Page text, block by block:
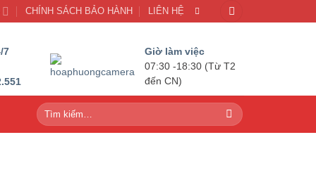
CHÍNH SÁCH BẢO HÀNH LIÊN HỆ
7 Giờ làm việc
07:30 -18:30 (Từ T2
đến CN)
Tìm
kiếm: